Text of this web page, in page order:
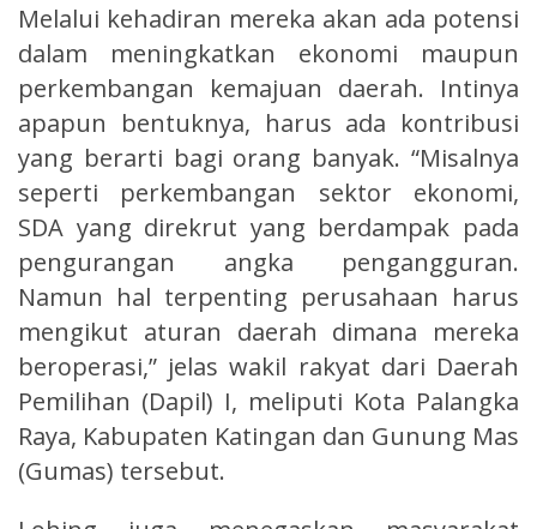
Melalui kehadiran mereka akan ada potensi
dalam meningkatkan ekonomi maupun
perkembangan kemajuan daerah. Intinya
apapun bentuknya, harus ada kontribusi
yang berarti bagi orang banyak. “Misalnya
seperti perkembangan sektor ekonomi,
SDA yang direkrut yang berdampak pada
pengurangan angka pengangguran.
Namun hal terpenting perusahaan harus
mengikut aturan daerah dimana mereka
beroperasi,” jelas wakil rakyat dari Daerah
Pemilihan (Dapil) I, meliputi Kota Palangka
Raya, Kabupaten Katingan dan Gunung Mas
(Gumas) tersebut.